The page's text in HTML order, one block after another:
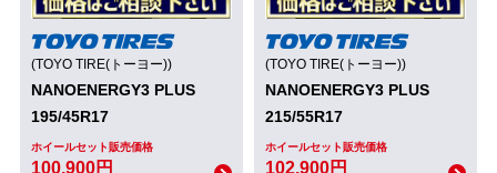
(TOYO TIRE(トーヨー))
NANOENERGY3 PLUS
195/45R17
ホイールセット販売価格
100,900円
(TOYO TIRE(トーヨー))
NANOENERGY3 PLUS
215/55R17
ホイールセット販売価格
102,900円